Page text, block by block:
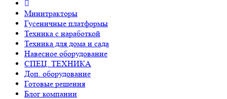
Минитракторы
Гусеничные платформы
Техника с наработкой
Техника для дома и сада
Навесное оборудование
СПЕЦ. ТЕХНИКА
Доп. оборудование
Готовые решения
Блог компании